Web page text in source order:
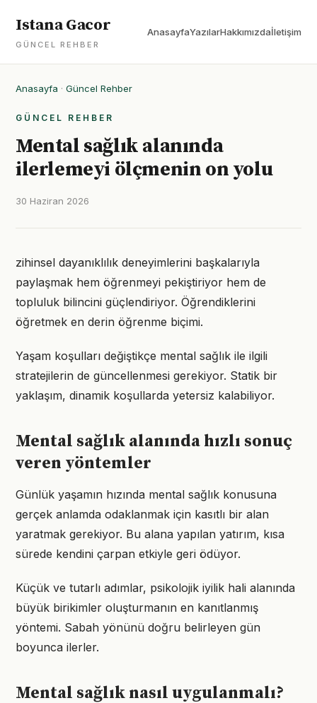
Istana Gacor
GÜNCEL REHBER
AnasayfaYazılarHakkımızdaİletişim
Anasayfa · Güncel Rehber
GÜNCEL REHBER
Mental sağlık alanında
ilerlemeyi ölçmenin on yolu
30 Haziran 2026
zihinsel dayanıklılık deneyimlerini başkalarıyla
paylaşmak hem öğrenmeyi pekiştiriyor hem de
topluluk bilincini güçlendiriyor. Öğrendiklerini
öğretmek en derin öğrenme biçimi.
Yaşam koşulları değiştikçe mental sağlık ile ilgili
stratejilerin de güncellenmesi gerekiyor. Statik bir
yaklaşım, dinamik koşullarda yetersiz kalabiliyor.
Mental sağlık alanında hızlı sonuç
veren yöntemler
Günlük yaşamın hızında mental sağlık konusuna
gerçek anlamda odaklanmak için kasıtlı bir alan
yaratmak gerekiyor. Bu alana yapılan yatırım, kısa
sürede kendini çarpan etkiyle geri ödüyor.
Küçük ve tutarlı adımlar, psikolojik iyilik hali alanında
büyük birikimler oluşturmanın en kanıtlanmış
yöntemi. Sabah yönünü doğru belirleyen gün
boyunca ilerler.
Mental sağlık nasıl uygulanmalı?